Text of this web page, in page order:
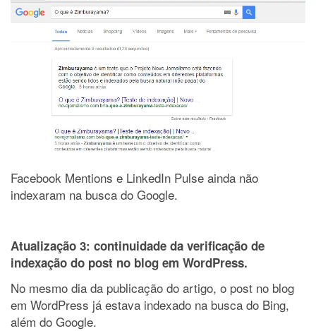
Facebook Mentions e LinkedIn Pulse ainda não
indexaram na busca do Google.
Atualização 3: continuidade da verificação de
indexação do post no blog em WordPress.
No mesmo dia da publicação do artigo, o post no blog
em WordPress já estava indexado na busca do Bing,
além do Google.